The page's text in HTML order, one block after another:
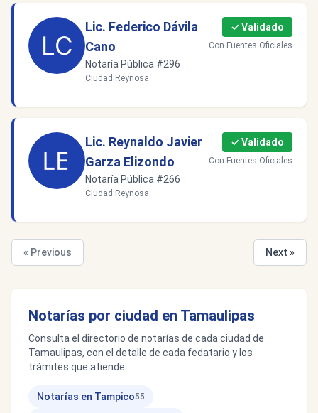
Lic. Federico Dávila
Cano
Notaría Pública #296
Ciudad Reynosa
✓ Validado
Con Fuentes Oficiales
Lic. Reynaldo Javier
Garza Elizondo
Notaría Pública #266
Ciudad Reynosa
✓ Validado
Con Fuentes Oficiales
« Previous Next »
Notarías por ciudad en Tamaulipas
Consulta el directorio de notarías de cada ciudad de
Tamaulipas, con el detalle de cada fedatario y los
trámites que atiende.
Notarías en Tampico55